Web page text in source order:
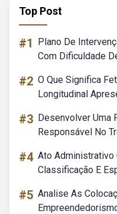
Top Post
#1
Plano De
Com Dificuldade
#2 O Que Significa
Longitudinal
#3 Desenvolver Uma
Responsável No
#4 Ato
Classificação E
#5 Analise As